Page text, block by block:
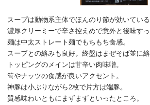
スープは動物系主体でほんのり節が効いている
濃厚クリーミーで辛さ控えめで意外と後味すっ
麺は中太ストレート麺でもちもち食感。
スープとの絡みも良好。終盤はまぜそば並に
トッピングのメインは甘辛い肉味噌。
筍やナッツの食感が良いアクセント。
神豚は小ぶりながら2枚で片方は端豚。
質感味わいともにまずまずといったところ。